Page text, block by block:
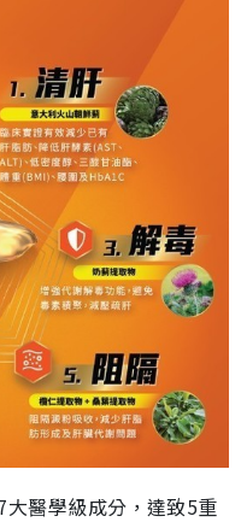
醫學級成分，達致5重